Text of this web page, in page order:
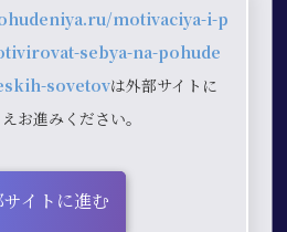
motivaciya-i-p
sebya-na-pohude
sovetovは外部サイトに
お進みください。
サイトに進む